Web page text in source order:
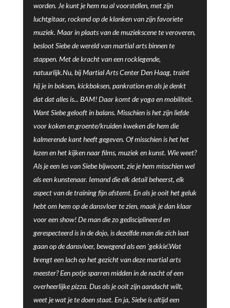
worden. Je kunt je hem nu al voorstellen, met zijn
luchtgitaar, rockend op de klanken van zijn favoriete
muziek. Maar in plaats van de muziekscene te veroveren,
besloot Siebe de wereld van martial arts binnen te
stappen. Met de kracht van een rocklegende,
natuurlijk.Nu, bij Martial Arts Center Den Haag, traint
hij je in boksen, kickboksen, pankration en als je denkt
dat dat alles is... BAM! Daar komt de yoga en mobiliteit.
Want Siebe gelooft in balans. Misschien is het zijn liefde
voor koken en groente/kruiden kweken die hem die
kalmerende kant heeft gegeven. Of misschien is het het
lezen en het kijken naar films, muziek en kunst. Wie weet?
Als je een les van Siebe bijwoont, zie je hem misschien wel
als een kunstenaar. Iemand die elk detail beheerst, elk
aspect van de training fijn afstemt. En als je ooit het geluk
hebt om hem op de dansvloer te zien, maak je dan klaar
voor een show! De man die zo gedisciplineerd en
gerespecteerd is in de dojo, is dezelfde man die zich laat
gaan op de dansvloer, bewegend als een 'gekkie'.Wat
brengt een lach op het gezicht van deze martial arts
meester? Een potje sparren midden in de nacht of een
overheerlijke pizza. Dus als je ooit zijn aandacht wilt,
weet je wat je te doen staat. En ja, Siebe is altijd een